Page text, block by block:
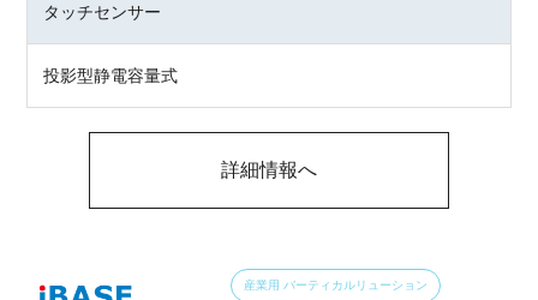
タッチセンサー
投影型静電容量式
詳細情報へ
産業用 バーティカルリューション